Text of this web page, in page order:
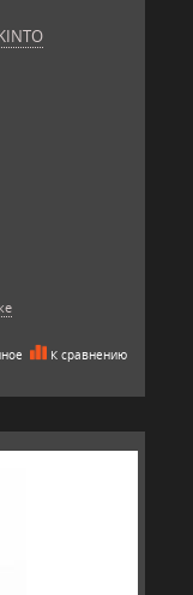
К сравнению